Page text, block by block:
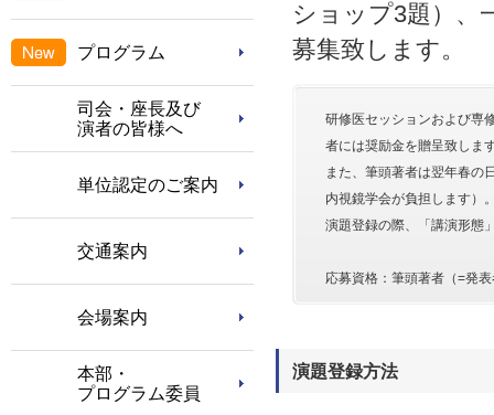
ショップ3題）、
募集致します。
研修医セッションおよび専
者には奨励金を贈呈致しま
また、筆頭著者は翌年春の
内視鏡学会が負担します）
演題登録の際、「講演形態
応募資格：筆頭著者（=発
演題登録方法
プログラム
司会・座長及び
演者の皆様へ
単位認定のご案内
交通案内
会場案内
本部・
プログラム委員